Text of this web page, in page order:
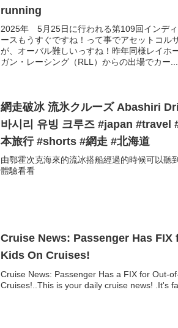
running
2025年 5月25日に行われる第109回インデ
ースもうすぐですね！って事でアセットコル
が、オーバル難しいっすね！昨年同様レイホ
ガン・レーシング（RLL）からの出場でカー...
網走破冰 流氷クルーズ Abashiri Drift Ice Cruises 아
바시리 유빙 크루즈 #japan #travel
本旅行 #shorts #網走 #北海道
由鄂霍次克海來的流冰搭船經過的時候可以聽
體驗看看
Cruise News: Passenger Has FIX
Kids On Cruises!
Cruise News: Passenger Has a FIX for Out-
Cruises!..This is your daily cruise news! .It's